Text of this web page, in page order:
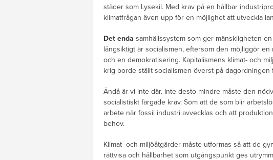
städer som Lysekil. Med krav på en hållbar
klimatfrågan även upp för en möjlighet att utveckla
Det enda samhällssystem som ger mänskligheten
långsiktigt är socialismen, eftersom den möjliggör
och en demokratisering. Kapitalismens klimat- och
krig borde ställt socialismen överst på dagordningen
Ändå är vi inte där. Inte desto mindre måste den
socialistiskt färgade krav. Som att de som blir
arbete när fossil industri avvecklas och att
behov.
Klimat- och miljöåtgärder måste utformas så att de
rättvisa och hållbarhet som utgångspunkt ges